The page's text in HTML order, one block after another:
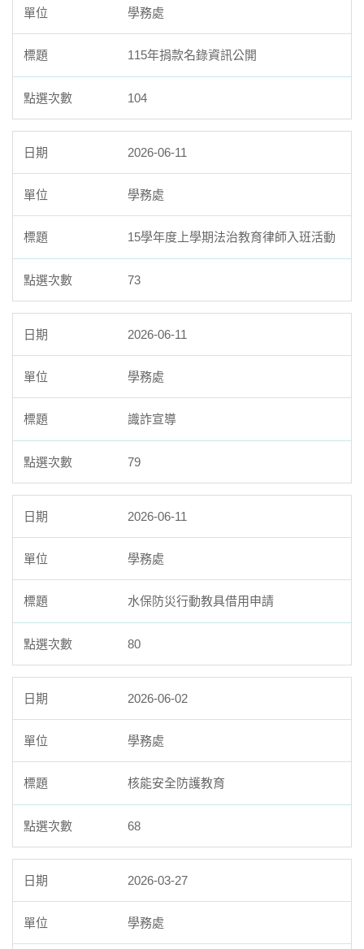
學務處
115年捐款名錄資訊公開
104
2026-06-11
學務處
15學年度上學期法治教育律師入班活動
73
2026-06-11
學務處
識詐宣導
79
2026-06-11
學務處
水保防災行動教具借用申請
80
2026-06-02
學務處
核能安全防護教育
68
2026-03-27
學務處